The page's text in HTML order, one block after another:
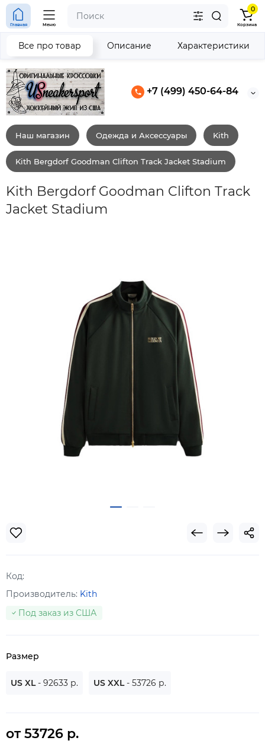
+7 (499) 450-64-84
Главная Меню
0
Корзина
Наш магазин Одежда и Аксессуары Kith
Kith Bergdorf Goodman Clifton Track Jacket Stadium
Kith Bergdorf Goodman Clifton Track
Jacket Stadium
Все про товар Описание Характеристики
Код:
Производитель: Kith
Под заказ из США
Размер
US XL- 92633 р. US XXL- 53726 р.
от 53726 р.